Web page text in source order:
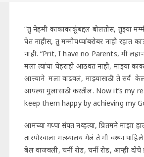
“तु नेहमी काकाकाकूंबद्दल बोलतोस, तुझ्या
घेत नाहीस, तु मम्मीपप्पांबरोबर नाही रहात
नाही. “Prit, I have no Parents, मी
मला त्यांचा चेहराही आठवत नाही, माझ्या
आत्त्याने मला वाढवलं, माझ्यासाठी ते सर्व
आपल्या मुलासाठी करतील. Now it’s my
keep them happy by achieving my
आमच्या गप्पा संपत नव्हत्या, प्रितमने माझा
तारपोरवाला मत्स्यालय गेलं ते मी वरून
बेल वाजवली, चर्नी रोड, चर्नी रोड, आम्ही